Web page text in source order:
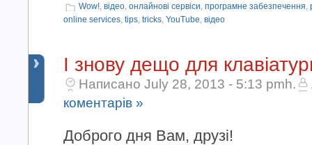
Wow!, відео, онлайнові сервіси, програмне забезпечення,
online services, tips, tricks, YouTube, відео
І знову дещо для
Написано July 28, 2013 - 5:13 pmh.
коментарів »
Доброго дня Вам, друзі!